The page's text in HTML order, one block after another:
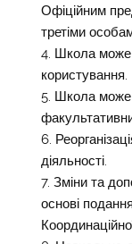
Офіційним
третіми
Школа може
користування.
Школа може
діяльності.
Зміни та
основі